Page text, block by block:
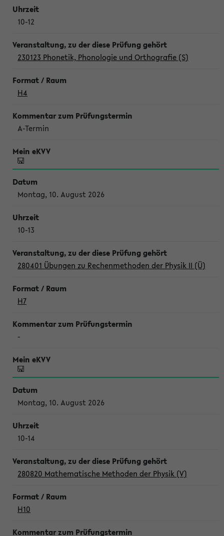
10-12
230123 Phonetik, Phonologie und Orthografie (S)
H4
A-Termin
Montag, 10. August 2026
10-13
280401 Übungen zu Rechenmethoden der Physik II (Ü)
H7
-
Montag, 10. August 2026
10-14
280820 Mathematische Methoden der Physik (V)
H10